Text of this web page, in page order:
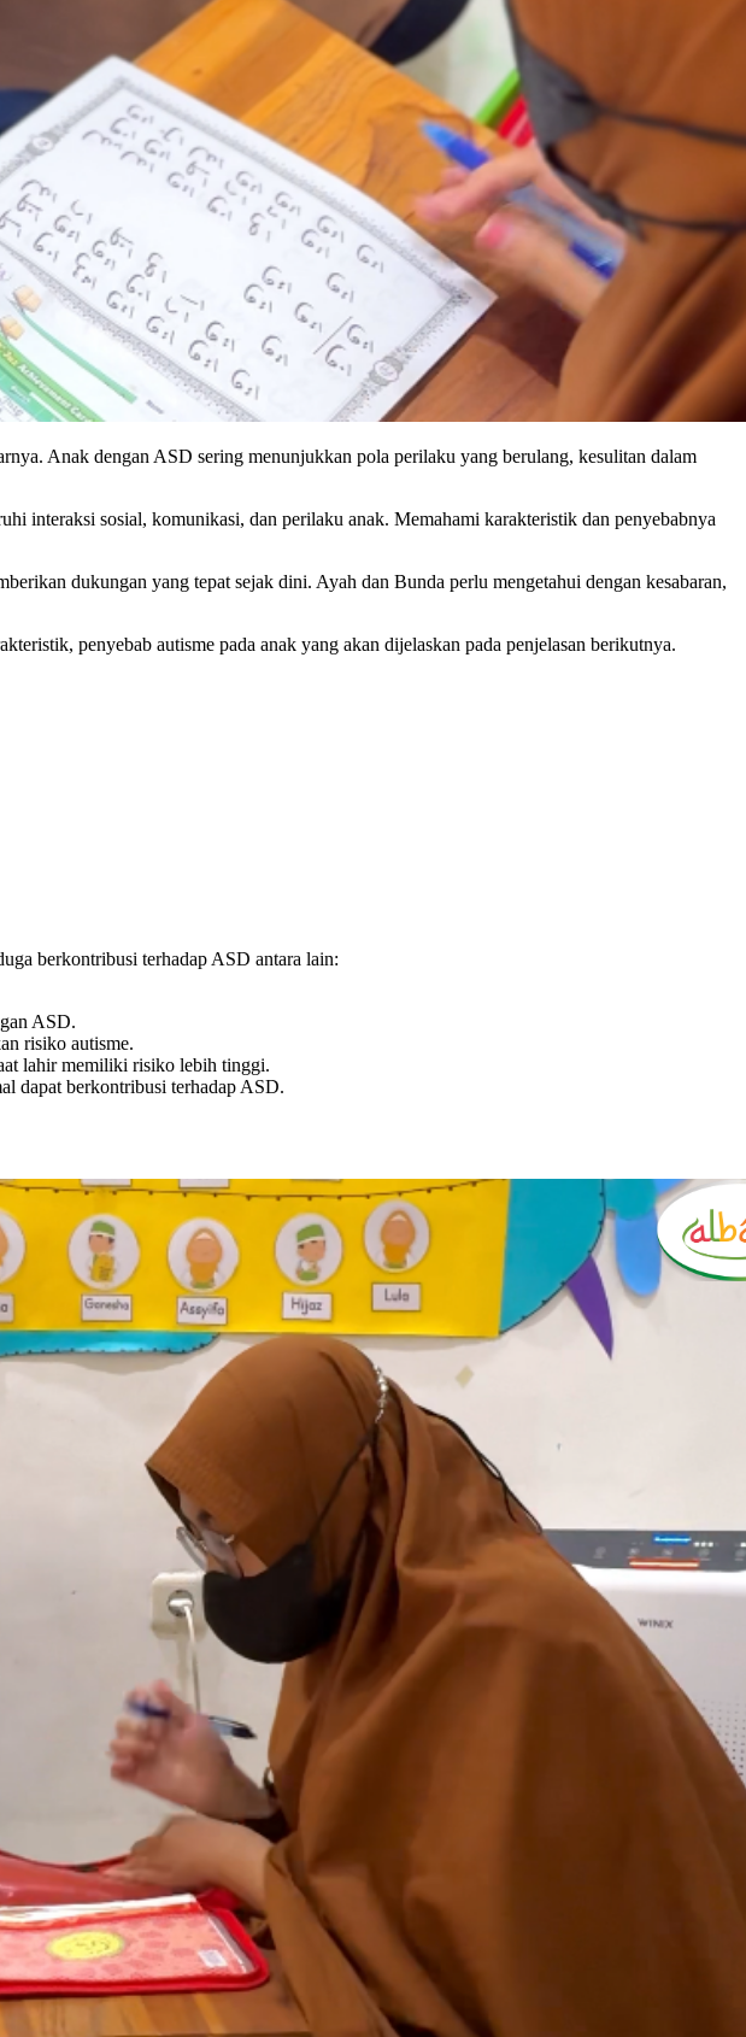
Anak dengan ASD sering menunjukkan pola perilaku yang berulang, kesulitan dalam
interaksi sosial, komunikasi, dan perilaku anak. Memahami karakteristik dan penyebabnya
dukungan yang tepat sejak dini. Ayah dan Bunda perlu mengetahui dengan kesabaran,
penyebab autisme pada anak yang akan dijelaskan pada penjelasan berikutnya.
berkontribusi terhadap ASD antara lain:
ASD.
risiko autisme.
lahir memiliki risiko lebih tinggi.
dapat berkontribusi terhadap ASD.